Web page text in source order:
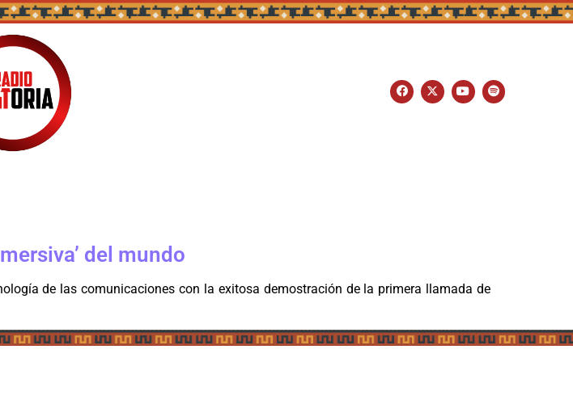
del mundo
de las comunicaciones con la exitosa demostración de la primera llamada de